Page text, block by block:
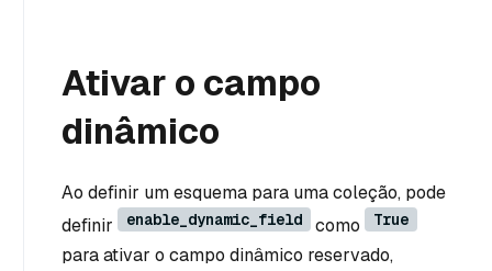
Ativar o campo
dinâmico
Ao definir um esquema para uma coleção, pode
definir
enable_dynamic_field como True
para ativar o campo dinâmico reservado,